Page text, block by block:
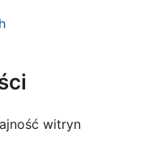
Türkçe
Македонски
witryn